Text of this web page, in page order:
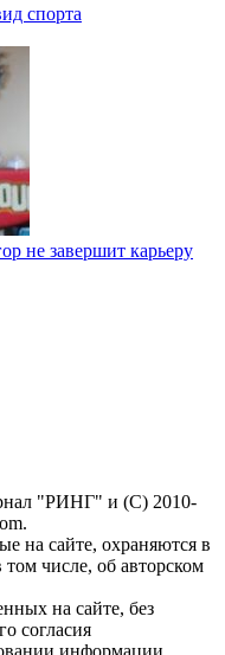
спорта
не завершит карьеру
"РИНГ" и (С) 2010-
на сайте, охраняются в
том числе, об авторском
на сайте, без
согласия
информации,